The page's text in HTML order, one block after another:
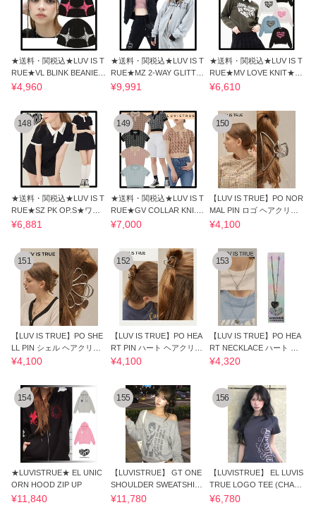
★送料・関税込★LUV IS T
RUE★VL BLINK BEANIE★
ビーニー
¥4,960
★送料・関税込★LUV IS T
RUE★MZ 2-WAY GLITTE
R HOOD ZIP UP★
¥9,991
★送料・関税込★LUV IS T
RUE★MV LOVE KNIT★ニ
ット★
¥6,610
148
★送料・関税込★LUV IS T
RUE★SZ PK OP.S★ワン
ピース★
¥6,881
149
★送料・関税込★LUV IS T
RUE★GV COLLAR KNI.T
★ニット★
¥7,000
150
【LUV IS TRUE】PO NOR
MAL PIN ロゴ ヘアクリッ
プ シルバー 韓国
¥4,100
151
【LUV IS TRUE】PO SHE
LL PIN シェル ヘアクリッ
プ シ 韓国
¥4,100
152
【LUV IS TRUE】PO HEA
RT PIN ハート ヘアクリッ
プ 韓国
¥4,100
153
【LUV IS TRUE】PO HEA
RT NECKLACE ハート ネ
ックレス 韓国 人気
¥4,320
154
★LUVISTRUE★ EL UNIC
ORN HOOD ZIP UP
¥11,840
155
【LUVISTRUE】 GT ONE
SHOULDER SWEATSHIRT
(GRAY)
¥11,780
156
【LUVISTRUE】 EL LUVIS
TRUE LOGO TEE (CHAR
COAL)
¥6,780